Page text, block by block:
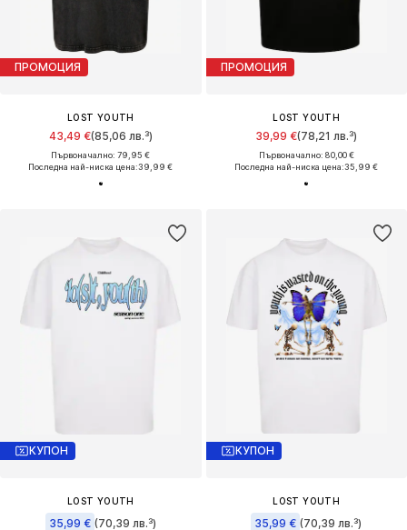
ПРОМОЦИЯ
LOST YOUTH
43,49 €(85,06 лв.³)
Първоначално: 79,95 €
Последна най-ниска цена:39,99 €
ПРОМОЦИЯ
LOST YOUTH
39,99 €(78,21 лв.³)
Първоначално: 80,00 €
Последна най-ниска цена:35,99 €
КУПОН
LOST YOUTH
35,99 € (70,39 лв.³)
КУПОН
LOST YOUTH
35,99 € (70,39 лв.³)